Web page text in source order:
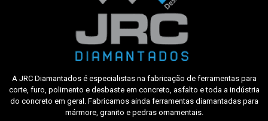
A JRC Diamantados é especialistas na fabricação de ferramentas para
corte, furo, polimento e desbaste em concreto, asfalto e toda a indústria
do concreto em geral. Fabricamos ainda ferramentas diamantadas para
mármore, granito e pedras ornamentais.